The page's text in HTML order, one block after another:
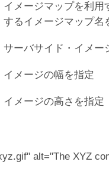
イメージマップを利用
するイメージマップ名
サーバサイド・イメー
イメージの幅を指定
イメージの高さを指定
alt="The XYZ